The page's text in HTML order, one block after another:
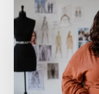
Femme
ronde
:
que